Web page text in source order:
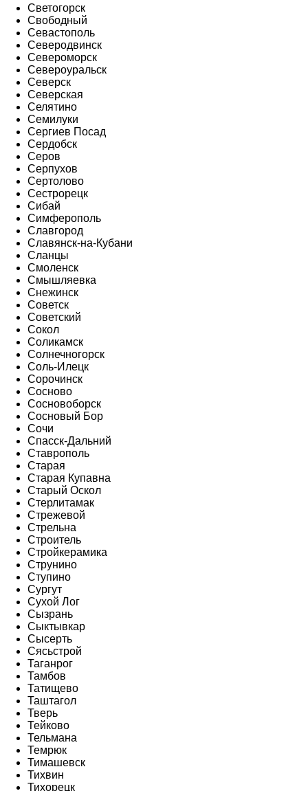
Светогорск
Свободный
Севастополь
Северодвинск
Североморск
Североуральск
Северск
Северская
Селятино
Семилуки
Сергиев Посад
Сердобск
Серов
Серпухов
Сертолово
Сестрорецк
Сибай
Симферополь
Славгород
Славянск-на-Кубани
Сланцы
Смоленск
Смышляевка
Снежинск
Советск
Советский
Сокол
Соликамск
Солнечногорск
Соль-Илецк
Сорочинск
Сосново
Сосновоборск
Сосновый Бор
Сочи
Спасск-Дальний
Ставрополь
Старая
Старая Купавна
Старый Оскол
Стерлитамак
Стрежевой
Стрельна
Строитель
Стройкерамика
Струнино
Ступино
Сургут
Сухой Лог
Сызрань
Сыктывкар
Сысерть
Сясьстрой
Таганрог
Тамбов
Татищево
Таштагол
Тверь
Тейково
Тельмана
Темрюк
Тимашевск
Тихвин
Тихорецк